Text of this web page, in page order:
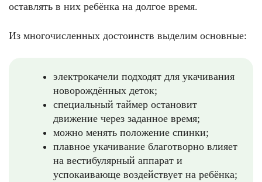
оставлять в них ребёнка на долгое время.
Из многочисленных достоинств выделим основные:
электрокачели подходят для укачивания
новорождённых деток;
специальный таймер остановит
движение через заданное время;
можно менять положение спинки;
плавное укачивание благотворно влияет
на вестибулярный аппарат и
успокаивающе воздействует на ребёнка;